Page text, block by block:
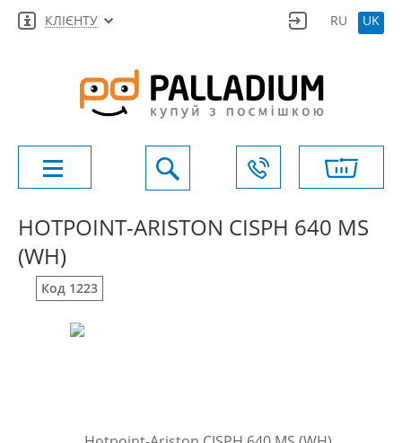
КЛІЄНТУ RU UK
HOTPOINT-ARISTON CISPH 640 MS
(WH)
Код 1223